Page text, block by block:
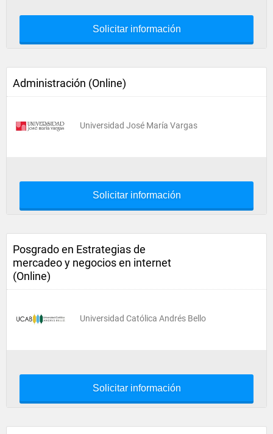
Solicitar información
Administración (Online)
Universidad José María Vargas
Solicitar información
Posgrado en Estrategias de
mercadeo y negocios en internet
(Online)
Universidad Católica Andrés Bello
Solicitar información